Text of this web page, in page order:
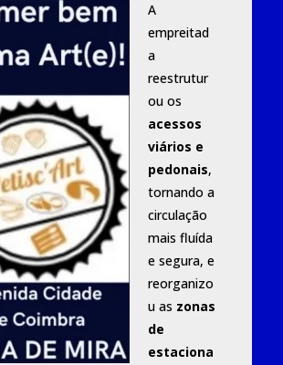
A
empreitad
a
reestrutur
ou os
acessos
viários e
pedonais,
tornando a
circulação
mais fluída
e segura, e
reorganizo
u as zonas
de
estaciona